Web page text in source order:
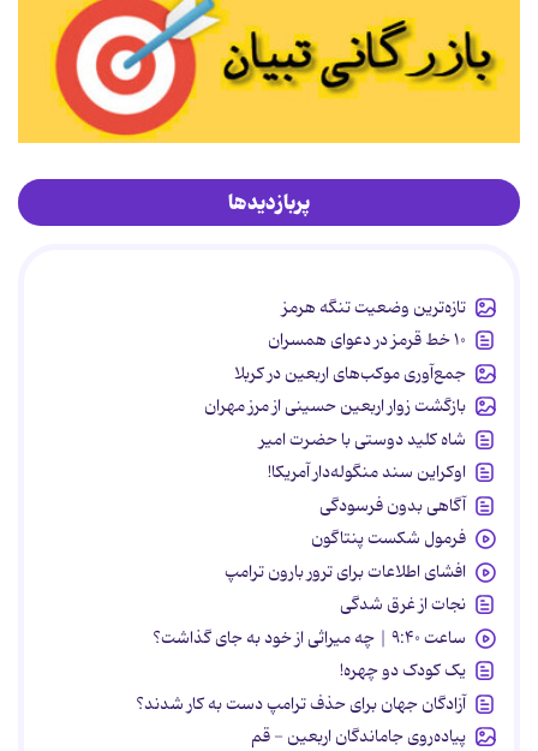
پربازدیدها
تازه‌ترین وضعیت تنگه هرمز
۱۰ خط قرمز در دعوای همسران
جمع‌آوری موکب‌های اربعین در کربلا
بازگشت زوار اربعین حسینی از مرز مهران
شاه کلید دوستی با حضرت امیر
اوکراین سند منگوله‌دار آمریکا!
آگاهی بدون فرسودگی
فرمول شکست پنتاگون
افشای اطلاعات برای ترور بارون ترامپ
نجات از غرق شدگی
ساعت ۹:۴۰ | چه میراثی از خود به جای گذاشت؟
یک کودک دو چهره!
آزادگان جهان برای حذف ترامپ دست به کار شدند؟
پیاده‌روی جاماندگان اربعین - قم